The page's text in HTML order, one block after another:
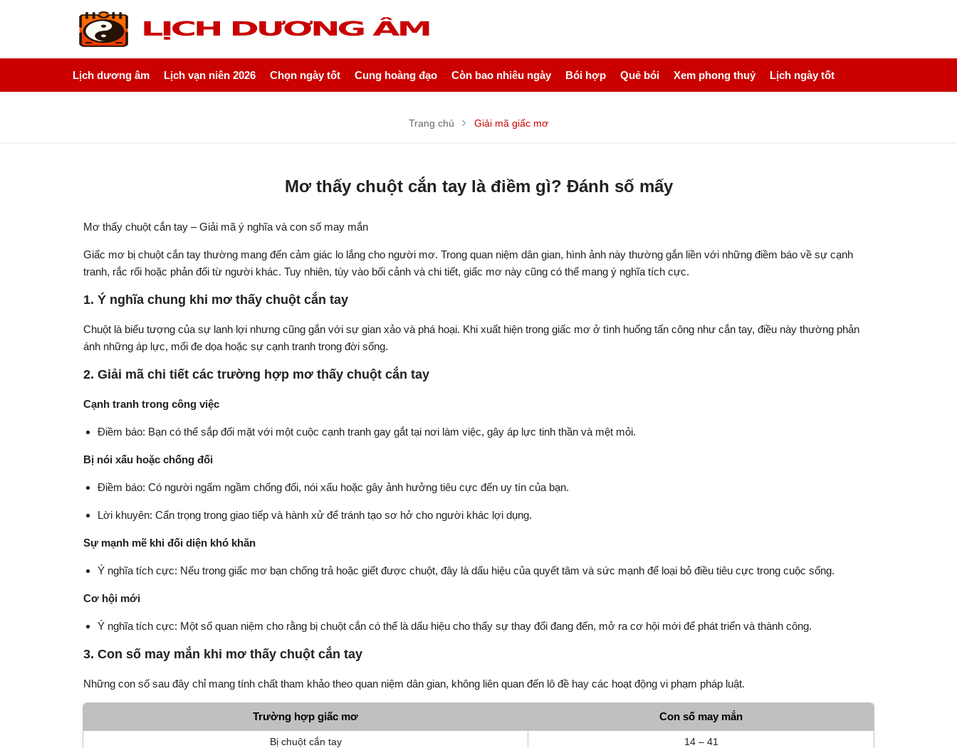
Lịch dương âm Lịch vạn niên 2026 Chọn ngày tốt Cung hoàng đạo Còn bao nhiêu ngày Bói hợp Quẻ bói Xem phong thuỷ Lịch ngày tốt
Trang chủ Giải mã giấc mơ
Mơ thấy chuột cắn tay là điềm gì? Đánh số mấy
Mơ thấy chuột cắn tay – Giải mã ý nghĩa và con số may mắn
Giấc mơ bị chuột cắn tay thường mang đến cảm giác lo lắng cho người mơ. Trong quan niệm dân gian, hình ảnh này thường gắn liền với những điềm báo về sự cạnh
tranh, rắc rối hoặc phản đối từ người khác. Tuy nhiên, tùy vào bối cảnh và chi tiết, giấc mơ này cũng có thể mang ý nghĩa tích cực.
1. Ý nghĩa chung khi mơ thấy chuột cắn tay
Chuột là biểu tượng của sự lanh lợi nhưng cũng gắn với sự gian xảo và phá hoại. Khi xuất hiện trong giấc mơ ở tình huống tấn công như cắn tay, điều này thường phản
ánh những áp lực, mối đe dọa hoặc sự cạnh tranh trong đời sống.
2. Giải mã chi tiết các trường hợp mơ thấy chuột cắn tay
Cạnh tranh trong công việc
Điềm báo: Bạn có thể sắp đối mặt với một cuộc cạnh tranh gay gắt tại nơi làm việc, gây áp lực tinh thần và mệt mỏi.
Bị nói xấu hoặc chống đối
Điềm báo: Có người ngấm ngầm chống đối, nói xấu hoặc gây ảnh hưởng tiêu cực đến uy tín của bạn.
Lời khuyên: Cẩn trọng trong giao tiếp và hành xử để tránh tạo sơ hở cho người khác lợi dụng.
Sự mạnh mẽ khi đối diện khó khăn
Ý nghĩa tích cực: Nếu trong giấc mơ bạn chống trả hoặc giết được chuột, đây là dấu hiệu của quyết tâm và sức mạnh để loại bỏ điều tiêu cực trong cuộc sống.
Cơ hội mới
Ý nghĩa tích cực: Một số quan niệm cho rằng bị chuột cắn có thể là dấu hiệu cho thấy sự thay đổi đang đến, mở ra cơ hội mới để phát triển và thành công.
3. Con số may mắn khi mơ thấy chuột cắn tay
Những con số sau đây chỉ mang tính chất tham khảo theo quan niệm dân gian, không liên quan đến lô đề hay các hoạt động vi phạm pháp luật.
Trường hợp giấc mơ Con số may mắn
Bị chuột cắn tay
14 – 41